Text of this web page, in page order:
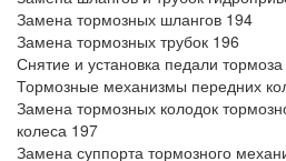
Замена тормозных шлангов 194
Замена тормозных трубок 196
Снятие и установка педали
Тормозные механизмы передних
Замена тормозных колодок
колеса 197
Замена суппорта тормозного